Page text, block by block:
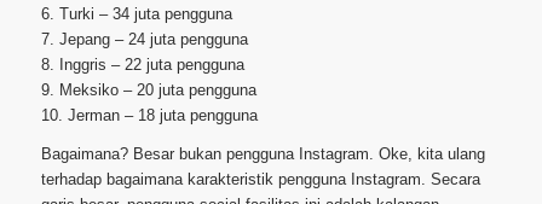
6. Turki – 34 juta pengguna
7. Jepang – 24 juta pengguna
8. Inggris – 22 juta pengguna
9. Meksiko – 20 juta pengguna
10. Jerman – 18 juta pengguna
Bagaimana? Besar bukan pengguna Instagram. Oke, kita ulang
terhadap bagaimana karakteristik pengguna Instagram. Secara